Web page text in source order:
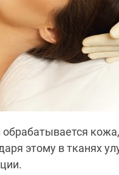
кожа,
этому в тканях